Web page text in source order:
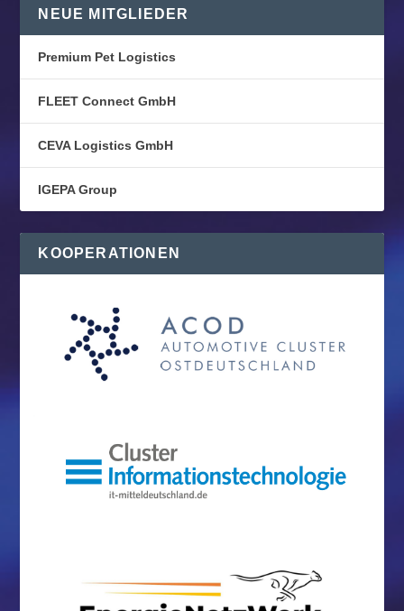
NEUE MITGLIEDER
Premium Pet Logistics
FLEET Connect GmbH
CEVA Logistics GmbH
IGEPA Group
KOOPERATIONEN